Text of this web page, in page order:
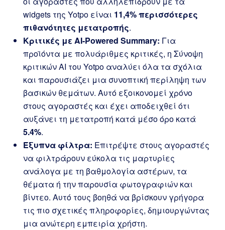
widgets της Yotpo είναι 11,4% περισσότερες
πιθανότητες μετατροπής.
Κριτικές με AI-Powered Summary: Για
προϊόντα με πολυάριθμες κριτικές, η Σύνοψη
κριτικών AI του Yotpo αναλύει όλα τα σχόλια
και παρουσιάζει μια συνοπτική περίληψη των
βασικών θεμάτων. Αυτό εξοικονομεί χρόνο
στους αγοραστές και έχει αποδειχθεί ότι
αυξάνει τη μετατροπή κατά μέσο όρο κατά
5.4%.
Έξυπνα φίλτρα: Επιτρέψτε στους αγοραστές
να φιλτράρουν εύκολα τις μαρτυρίες
ανάλογα με τη βαθμολογία αστέρων, τα
θέματα ή την παρουσία φωτογραφιών και
βίντεο. Αυτό τους βοηθά να βρίσκουν γρήγορα
τις πιο σχετικές πληροφορίες, δημιουργώντας
μια ανώτερη εμπειρία χρήστη.